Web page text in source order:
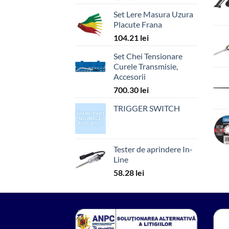
Set Lere Masura Uzura
Placute Frana
104.21 lei
Set Chei Tensionare
Curele Transmisie,
Accesorii
700.30 lei
TRIGGER SWITCH
Tester de aprindere In-
Line
58.28 lei